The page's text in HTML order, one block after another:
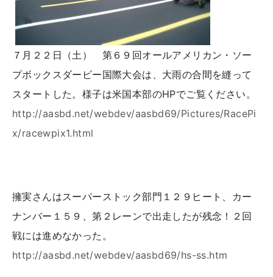
７月２２日（土） 第６９回オールアメリカン・ソー
プボックスダービー国際大会は、大雨の合間を縫って
スタートした。様子は米国本部のHPでご覧ください。
http://aasbd.net/webdev/aasbd69/Pictures/RacePi
x/racewpix1.html
擁実さんはスーパーストック部門１２９ヒート、カー
ナンバー１５９、第２レーンで出走したが残念！２回
戦には進めなかった。
http://aasbd.net/webdev/aasbd69/hs-ss.htm